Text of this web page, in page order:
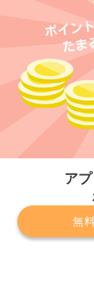
ア
無
プライ
サービスに